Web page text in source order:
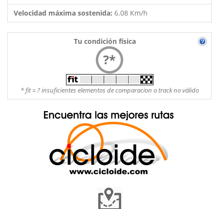
Velocidad máxima sostenida: 6.08 Km/h
Tu condición física
?*
* fit = ? insuficientes elementos de comparacion o track no válido